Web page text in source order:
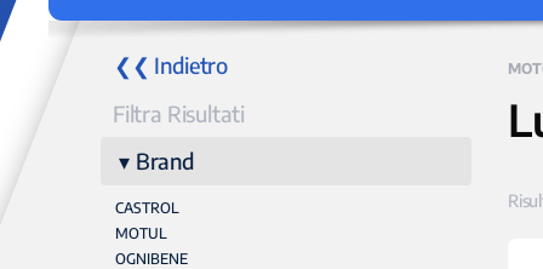
❮❮ Indietro
Filtra Risultati
Brand
CASTROL
MOTUL
OGNIBENE